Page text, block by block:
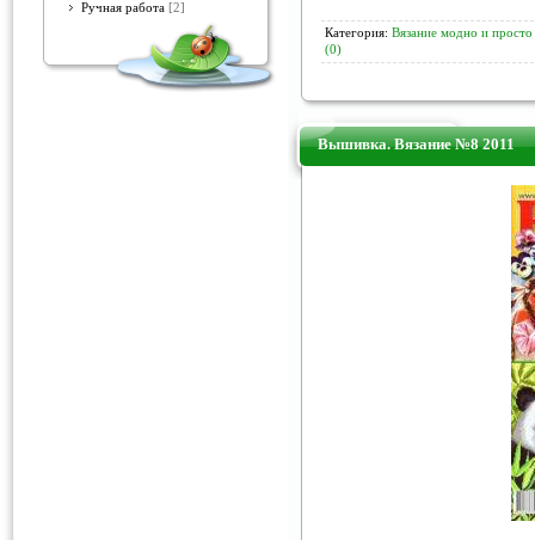
Ручная работа [2]
Категория: Вязание модно и просто
(0)
Вышивка. Вязание №8 2011